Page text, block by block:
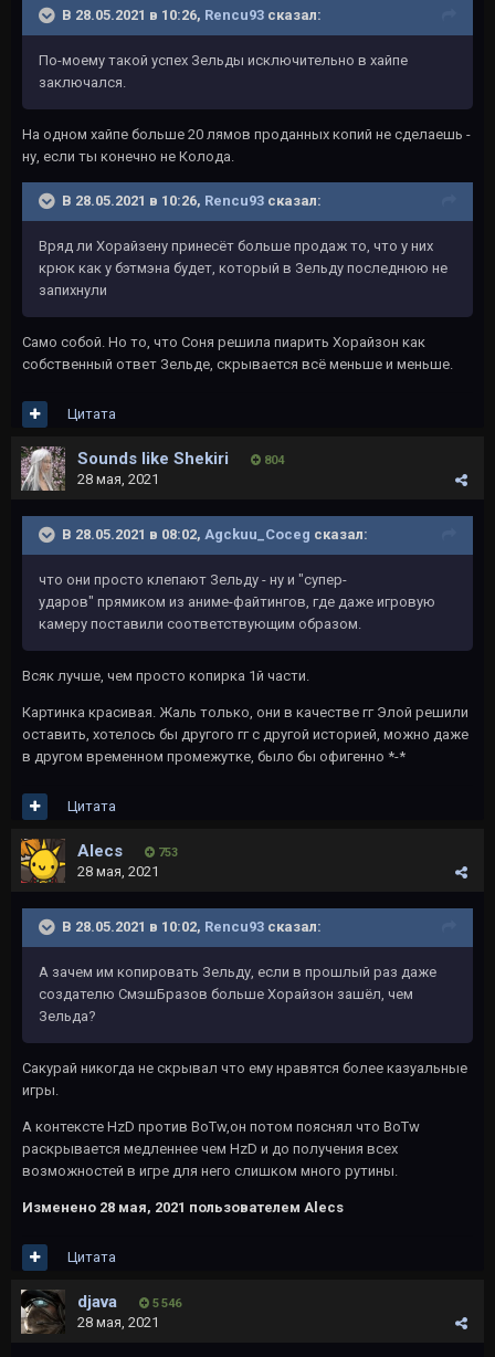
В 28.05.2021 в 10:26, Rencu93 сказал:
По-моему такой успех Зельды исключительно в хайпе
заключался.
На одном хайпе больше 20 лямов проданных копий не сделаешь -
ну, если ты конечно не Колода.
В 28.05.2021 в 10:26, Rencu93 сказал:
Вряд ли Хорайзену принесёт больше продаж то, что у них
крюк как у бэтмэна будет, который в Зельду последнюю не
запихнули
Само собой. Но то, что Соня решила пиарить Хорайзон как
собственный ответ Зельде, скрывается всё меньше и меньше.
Цитата
Sounds like Shekiri 804
28 мая, 2021
В 28.05.2021 в 08:02, Agckuu_Coceg сказал:
что они просто клепают Зельду - ну и "супер-
ударов" прямиком из аниме-файтингов, где даже игровую
камеру поставили соответствующим образом.
Всяк лучше, чем просто копирка 1й части.
Картинка красивая. Жаль только, они в качестве гг Элой решили
оставить, хотелось бы другого гг с другой историей, можно даже
в другом временном промежутке, было бы офигенно *-*
Цитата
Alecs 753
28 мая, 2021
В 28.05.2021 в 10:02, Rencu93 сказал:
А зачем им копировать Зельду, если в прошлый раз даже
создателю СмэшБразов больше Хорайзон зашёл, чем
Зельда?
Сакурай никогда не скрывал что ему нравятся более казуальные
игры.
А контексте HzD против BoTw,он потом пояснял что BoTw
раскрывается медленнее чем HzD и до получения всех
возможностей в игре для него слишком много рутины.
Изменено 28 мая, 2021 пользователем Alecs
Цитата
djava 5 546
28 мая, 2021